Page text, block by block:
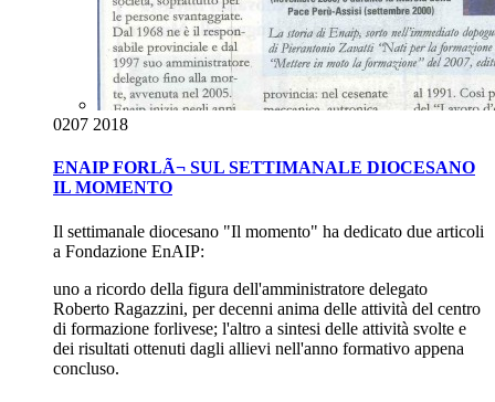
0207 2018
ENAIP FORLÃ¬ SUL SETTIMANALE DIOCESANO
IL MOMENTO
Il settimanale diocesano "Il momento" ha dedicato due articoli
a Fondazione EnAIP:
uno a ricordo della figura dell'amministratore delegato
Roberto Ragazzini, per decenni anima delle attività del centro
di formazione forlivese; l'altro a sintesi delle attività svolte e
dei risultati ottenuti dagli allievi nell'anno formativo appena
concluso.